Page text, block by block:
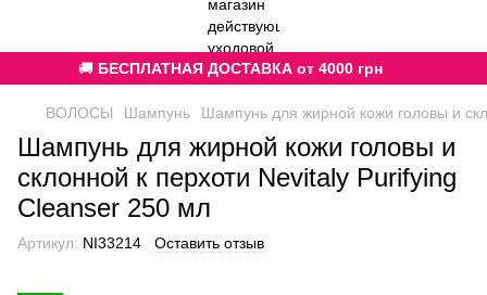
🚚 БЕСПЛАТНАЯ ДОСТАВКА от 4000 грн
ВОЛОСЫ Шампунь Шампунь для жирной кожи головы и
Шампунь для жирной кожи головы и
склонной к перхоти Nevitaly Purifying
Cleanser 250 мл
Артикул: NI33214 Оставить отзыв